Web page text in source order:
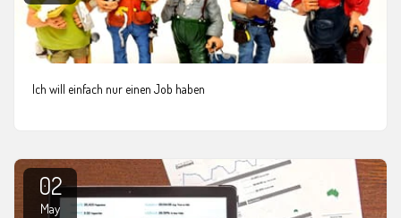
Ich will einfach nur einen Job haben
02
May